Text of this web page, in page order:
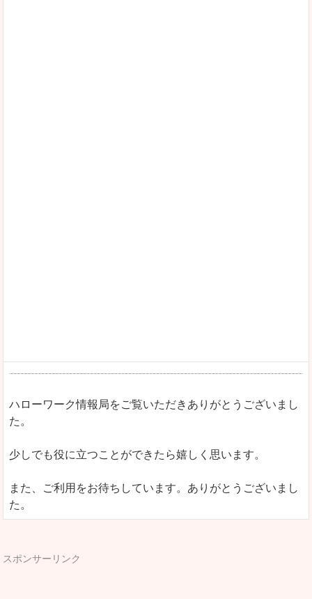
ハローワーク情報局をご覧いただきありがとうございまし
た。
少しでも役に立つことができたら嬉しく思います。
また、ご利用をお待ちしています。ありがとうございまし
た。
スポンサーリンク